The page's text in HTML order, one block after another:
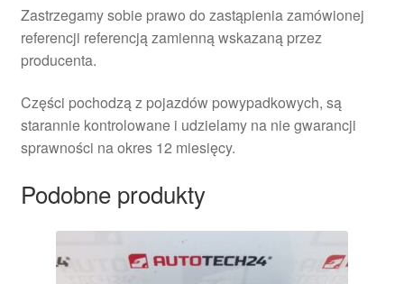
Zastrzegamy sobie prawo do zastąpienia zamówionej
referencji referencją zamienną wskazaną przez
producenta.
Części pochodzą z pojazdów powypadkowych, są
starannie kontrolowane i udzielamy na nie gwarancji
sprawności na okres 12 miesięcy.
Podobne produkty